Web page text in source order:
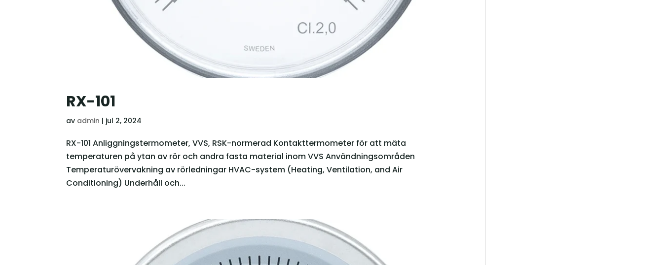
RX-101
av admin | jul 2, 2024
RX-101 Anliggningstermometer, VVS, RSK-normerad Kontakttermometer för att mäta
temperaturen på ytan av rör och andra fasta material inom VVS Användningsområden
Temperaturövervakning av rörledningar HVAC-system (Heating, Ventilation, and Air
Conditioning) Underhåll och...